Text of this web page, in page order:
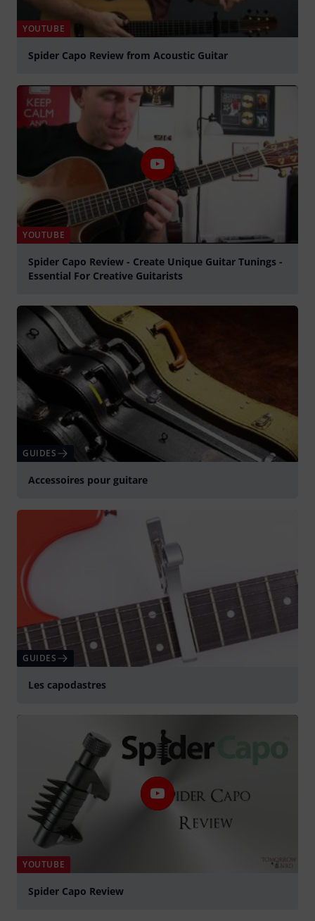
YOUTUBE
Spider Capo Review from Acoustic Guitar
YOUTUBE
Spider Capo Review - Create Unique Guitar Tunings -
Essential For Creative Guitarists
GUIDES
Accessoires pour guitare
GUIDES
Les capodastres
YOUTUBE
Spider Capo Review